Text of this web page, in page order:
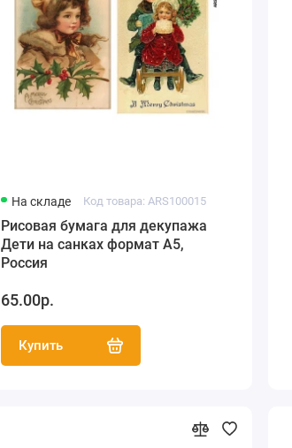
На складе Код товара: ARS100015
Рисовая бумага для декупажа
Дети на санках формат А5,
Россия
65.00р.
Купить